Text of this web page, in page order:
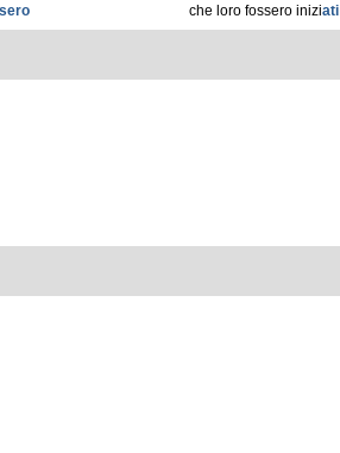
che loro fossero iniziati